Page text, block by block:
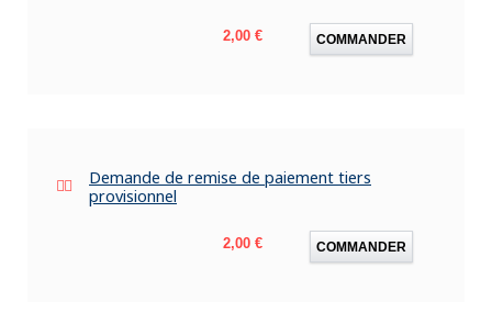
Prix
2,00 € COMMANDER
Demande de remise de paiement tiers
provisionnel
Prix
2,00 € COMMANDER